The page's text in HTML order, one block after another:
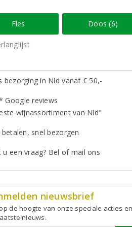
Fles Doos (6)
bezorging in Nld vanaf € 50,-
reviews
wijnassortiment van Nld"
betalen, snel bezorgen
u een vraag? Bel of mail ons
nieuwsbrief
de hoogte van onze speciale acties en
nieuws.